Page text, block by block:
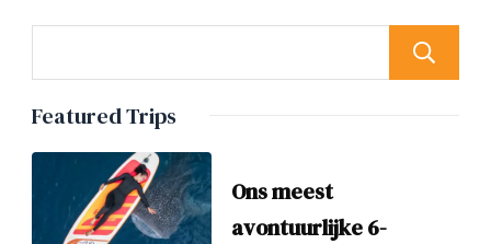
Featured Trips
Ons meest
avontuurlijke 6-